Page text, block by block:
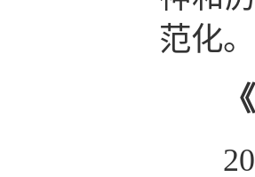
范化。